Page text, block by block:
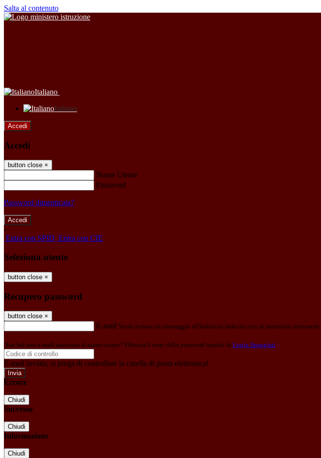
Salta al contenuto
Italiano
Italiano
Accedi
Accedi
button close ×
Nome Utente
Password
Password dimenticata?
-
Entra con SPID Entra con CIE
Seleziona utente
button close ×
Recupero password
button close ×
E-mail Verrà inviato un messaggio all'indirizzo indicato con le istruzioni necessarie.
Non hai una e-mail associata al nome utente? Effettua il reset della password tramite la Login Spaggiari
E-mail inviata, si prega di controllare la casella di posta elettronica!
Errore
Chiudi
Successo
Chiudi
Informazione
Chiudi